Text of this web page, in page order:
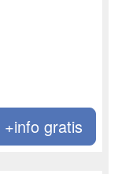
+info gratis